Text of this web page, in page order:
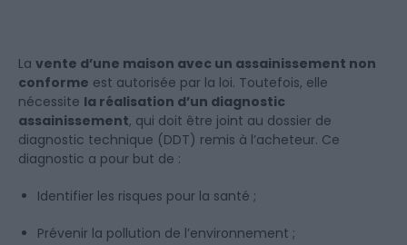
La vente d’une maison avec un assainissement non
conforme est autorisée par la loi. Toutefois, elle
nécessite la réalisation d’un diagnostic
assainissement, qui doit être joint au dossier de
diagnostic technique (DDT) remis à l’acheteur. Ce
diagnostic a pour but de :
Identifier les risques pour la santé ;
Prévenir la pollution de l’environnement ;